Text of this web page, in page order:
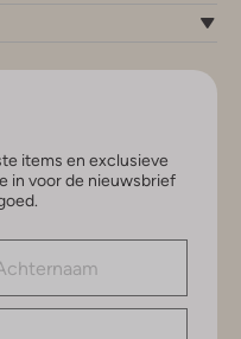
items en exclusieve
in voor de nieuwsbrief